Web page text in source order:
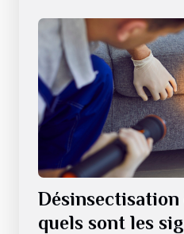
Désinsectisation
quels sont les